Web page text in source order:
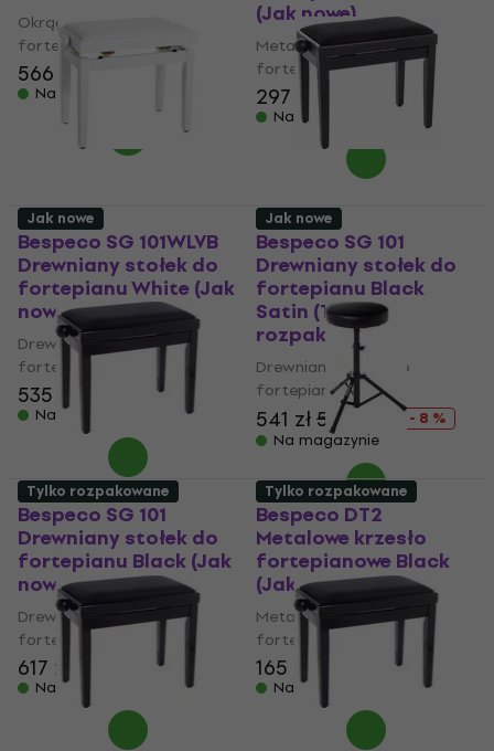
Okrągłe krzesło
fortepianowe
566 zł
Na magazynie
(Jak nowe)
Metalowe krzesło
fortepianowe
297 zł 300,96 zł
Na magazynie
Bespeco SG 101WLVB
Drewniany stołek do
fortepianu White (Jak
nowe)
Drewniany stołek do
fortepianu
535 zł
Na magazynie
Bespeco SG 101
Drewniany stołek do
fortepianu Black
Satin (Tylko
rozpakowane)
Drewniany stołek do
fortepianu
541 zł590 zł
- 8 %
Na magazynie
Jak nowe
Bespeco SG 101
Drewniany stołek do
fortepianu Black (Jak
nowe)
Drewniany stołek do
fortepianu
617 zł 642 zł
Na magazynie
Jak nowe
Bespeco DT2
Metalowe krzesło
fortepianowe Black
(Jak nowe)
Metalowe krzesło
fortepianowe
165 zł 176 zł
Na magazynie
Tylko rozpakowane Tylko rozpakowane